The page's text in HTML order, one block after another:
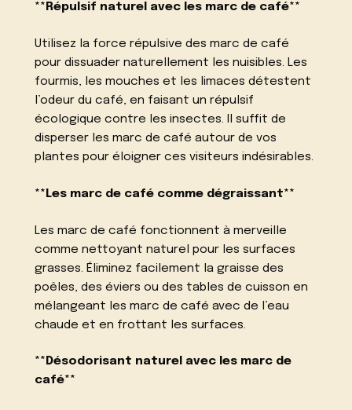
**Répulsif naturel avec les marc de café**
Utilisez la force répulsive des marc de café
pour dissuader naturellement les nuisibles. Les
fourmis, les mouches et les limaces détestent
l’odeur du café, en faisant un répulsif
écologique contre les insectes. Il suffit de
disperser les marc de café autour de vos
plantes pour éloigner ces visiteurs indésirables.
**Les marc de café comme dégraissant**
Les marc de café fonctionnent à merveille
comme nettoyant naturel pour les surfaces
grasses. Éliminez facilement la graisse des
poêles, des éviers ou des tables de cuisson en
mélangeant les marc de café avec de l’eau
chaude et en frottant les surfaces.
**Désodorisant naturel avec les marc de
café**